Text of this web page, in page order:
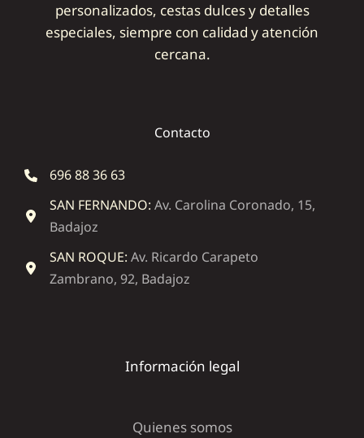
personalizados, cestas dulces y detalles
especiales, siempre con calidad y atención
cercana.
Contacto
696 88 36 63
SAN FERNANDO: Av. Carolina Coronado, 15,
Badajoz
SAN ROQUE: Av. Ricardo Carapeto
Zambrano, 92, Badajoz
Información legal
Quienes somos